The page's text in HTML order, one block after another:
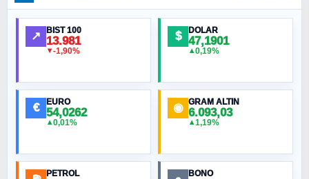
Ankara Zirvesi: NATO Toplantısı mı, Yeni
Ortadoğu Haritasının Provası mı?
MURAT ÖZKAN
↗ BIST 100
13.981
▼-1,90%
$ DOLAR
47,1901
▲0,19%
€ EURO
54,0262
▲0,01%
◉ GRAM ALTIN
6.093,03
▲1,19%
PETROL BONO